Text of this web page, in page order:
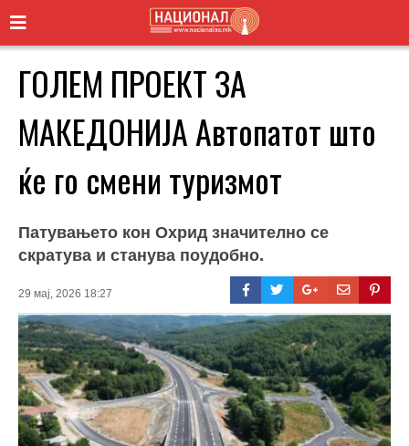
ГОЛЕМ ПРОЕКТ ЗА
МАКЕДОНИЈА Автопатот што
ќе го смени туризмот
Патувањето кон Охрид значително се
скратува и станува поудобно.
29 мај, 2026 18:27